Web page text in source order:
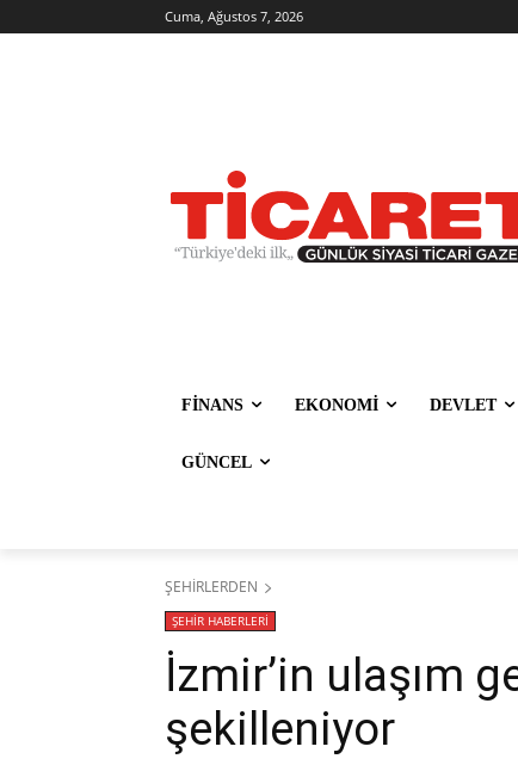
Cuma, Ağustos 7, 2026
FİNANS EKONOMİ DEVLET
GÜNCEL
ŞEHİRLERDEN
ŞEHİR HABERLERİ
​İzmir’in ulaşım
şekilleniyor